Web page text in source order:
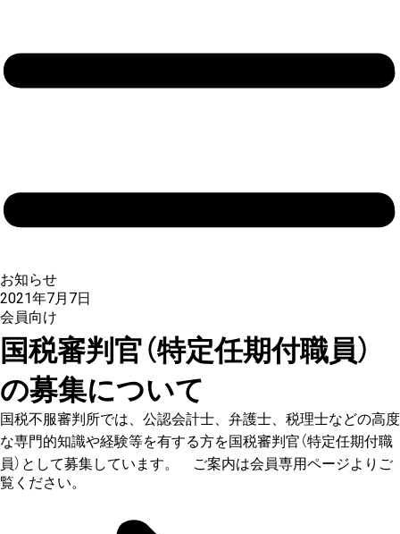
お知らせ
2021年7月7日
会員向け
国税審判官（特定任期付職員）
の募集について
国税不服審判所では、公認会計士、弁護士、税理士などの高度
な専門的知識や経験等を有する方を国税審判官（特定任期付職
員）として募集しています。 ご案内は会員専用ページよりご
覧ください。